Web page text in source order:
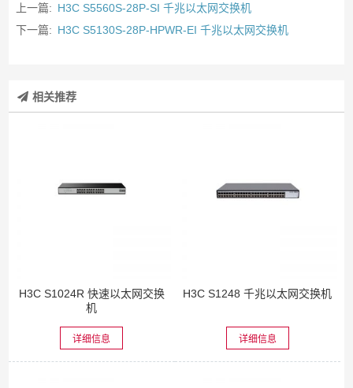
上一篇: H3C S5560S-28P-SI 千兆以太网交换机
下一篇: H3C S5130S-28P-HPWR-EI 千兆以太网交换机
相关推荐
H3C S1024R 快速以太网交换
机
详细信息
H3C S1248 千兆以太网交换机
详细信息